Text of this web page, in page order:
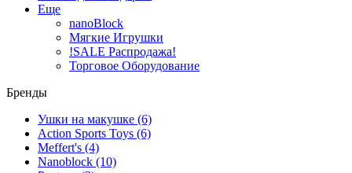
Еще
nanoBlock
Мягкие Игрушки
!SALE Распродажа!
Торговое Оборудование
Бренды
Ушки на макушке (6)
Action Sports Toys (6)
Meffert's (4)
Nanoblock (10)